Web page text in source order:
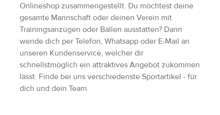
Onlineshop zusammengestellt. Du möchtest deine
gesamte Mannschaft oder deinen Verein mit
Trainingsanzügen oder Bällen ausstatten? Dann
wende dich per Telefon, Whatsapp oder E-Mail an
unseren Kundenservice, welcher dir
schnellstmöglich ein attraktives Angebot zukommen
lässt. Finde bei uns verschiedenste Sportartikel - für
dich und dein Team.